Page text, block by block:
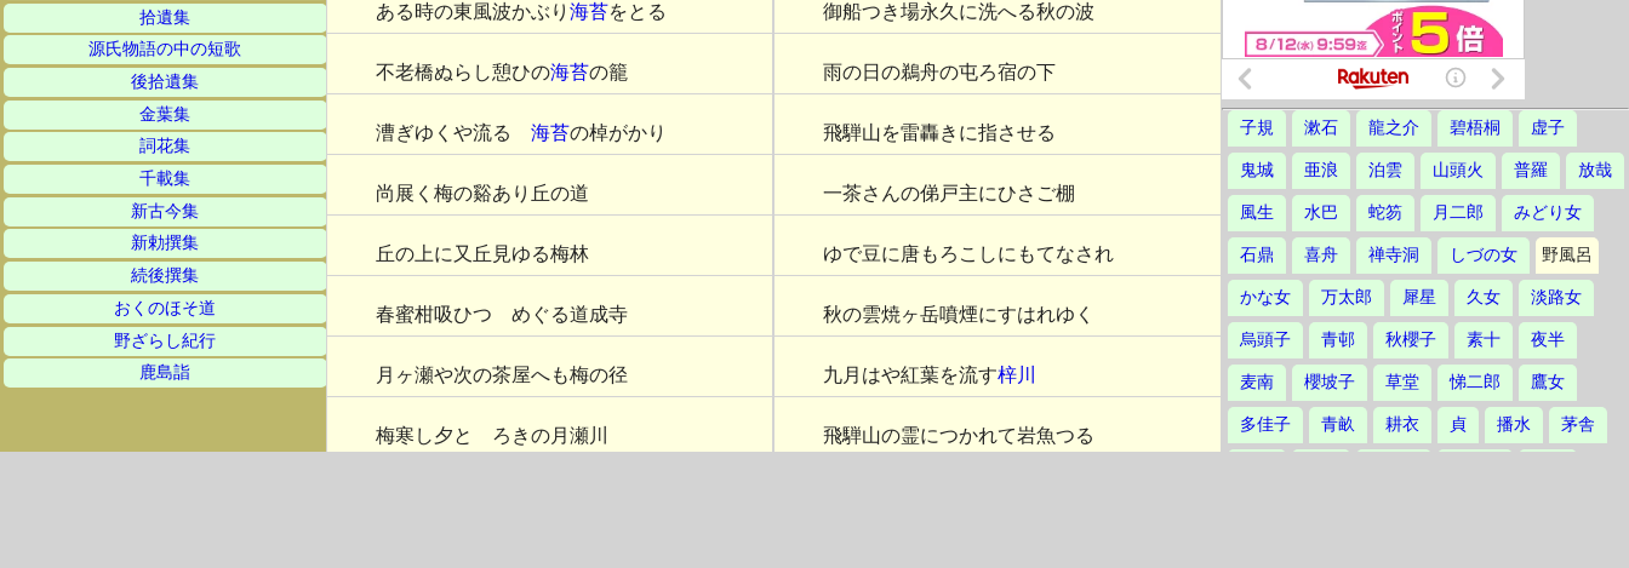
拾遺集
源氏物語の中の短歌
後拾遺集
金葉集
詞花集
千載集
新古今集
新勅撰集
続後撰集
おくのほそ道
野ざらし紀行
鹿島詣
ある時の東風波かぶり 海苔をとる
不老橋ぬらし憩ひの海苔の籠
漕ぎゆくや流るゝ 海苔の棹がかり
尚展く梅の谿あり丘の道
丘の上に又丘見ゆる梅林
春蜜柑吸ひつゝめぐる道成寺
月ヶ瀬や次の茶屋へも梅の径
梅寒し夕とゞろきの月瀬川
御船つき場永久に洗へる秋の波
雨の日の鵜舟の屯ろ宿の下
飛騨山を雷轟きに指させる
一茶さんの俤戸主にひさご棚
ゆで豆に唐もろこしにもてなされ
秋の雲焼ヶ岳噴煙にすはれゆく
九月はや紅葉を流す梓川
飛騨山の霊につかれて岩魚つる
子規 漱石 龍之介 碧梧桐 虚子
鬼城 亜浪 泊雲 山頭火 普羅 放哉
風生 水巴 蛇笏 月二郎 みどり女
石鼎 喜舟 禅寺洞 しづの女 野風呂
かな女 万太郎 犀星 久女 淡路女
烏頭子 青邨 秋櫻子 素十 夜半
麦南 櫻坡子 草堂 悌二郎 鷹女
多佳子 青畝 耕衣 貞 播水 茅舎